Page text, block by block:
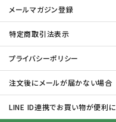
メールマガジン登録
特定商取引法表示
プライバシーポリシー
注文後にメールが届かない場合
LINE ID連携でお買い物が便利に